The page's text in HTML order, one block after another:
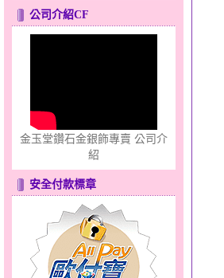
心之舞～金銀鋼套鍊
公司介紹CF
金玉堂鑽石金銀飾專賣 公司介
紹
安全付款標章